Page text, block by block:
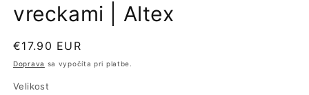
vreckami | Altex
Normálna
cena
€17.90 EUR
Doprava sa vypočíta pri platbe.
Velikost